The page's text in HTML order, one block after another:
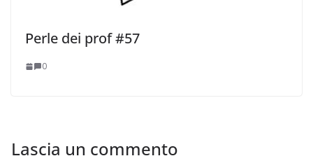
Perle dei prof #57
0
Lascia un commento